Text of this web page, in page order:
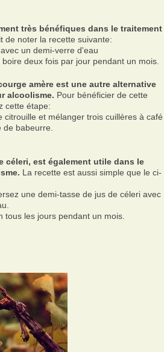
très bénéfiques dans le traitement
de noter la recette suivante:
un demi-verre d'eau
deux fois par jour pendant un mois.
amère est une autre alternative
alcoolisme. Pour bénéficier de cette
cette étape:
citrouille et mélanger trois cuillères à café
babeurre.
céleri, est également utile dans le
La recette est aussi simple que le ci-
une demi-tasse de jus de céleri avec
tous les jours pendant un mois.